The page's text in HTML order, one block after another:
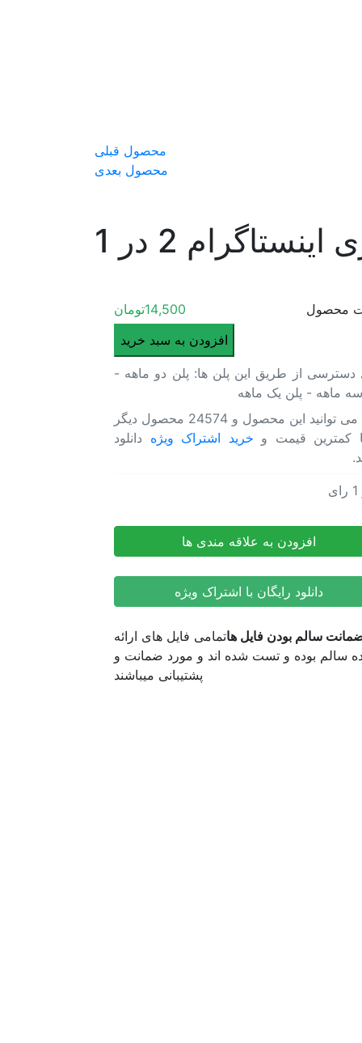
محصول قبلی
محصول بعدی
2 در 1
محصول 14,500تومان
افترافکت
در
افزودن به سبد خرید
دسترسی از طریق این پلن ها: پلن دو ماهه -
ماهه - پلن یک ماهه
شما می توانید این محصول و 24574 محصول دیگر
کمترین قیمت و خرید اشتراک ویژه دانلود
افترافکت استوری اینستاگرام 2 در 11 رای
افزودن به علاقه مندی ها
دانلود رایگان با اشتراک ویژه
سالم بودن فایل هاتمامی فایل های ارائه
سالم بوده و تست شده اند و مورد ضمانت و
پشتیبانی میباشند